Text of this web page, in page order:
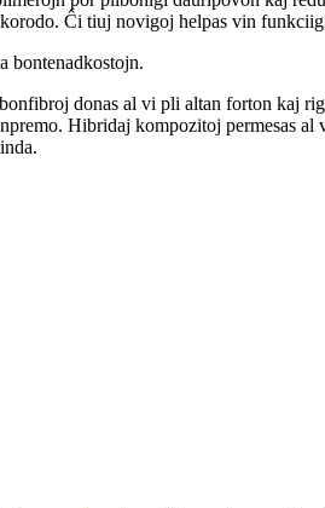
Ĉi tiuj novigoj helpas vin
bontenadkostojn.
donas al vi pli altan forton kaj
Hibridaj kompozitoj permesas